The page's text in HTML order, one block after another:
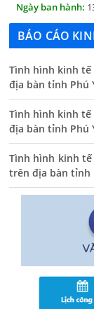
Tăng cường
cách hành chính
Thông báo lịch
tịch UBND xã
THÔNG BÁO
trực tuyến
tin giải quyết
Yên
BÁO CÁO
Tình hình kinh tế
địa bàn tỉnh Phú
Tình hình kinh tế
địa bàn tỉnh Phú
Tình hình kinh tế
trên địa bàn tỉnh